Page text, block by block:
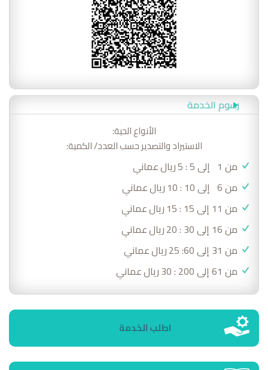
رسوم الخدمة
الأنواع الحية:
الاستيراد والتصدير حسب العدد/ الكمية:
من 1 إلى 5 : 5 ريالعماني
من 6 إلى 10 : 10
ريالعماني
من 11 إلى 15 : 15
ريالعماني
من 16 إلى 30 : 20
ريالعماني
من 31 إلى 60: 25
ريالعماني
من 61 إلى 200 : 30
ريالعماني
اطلب الخدمة